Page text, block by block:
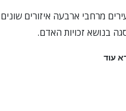
מרחבי ארבעה איזורים
בנושא זכויות האדם.
עוד